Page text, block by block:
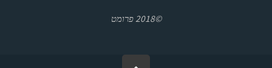
©2018 פרומט